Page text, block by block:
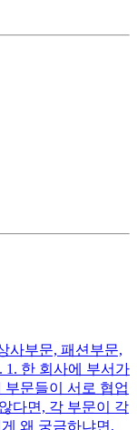
사부문, 패션부문,
1. 한 회사에 부서가
부문들이 서로 협업
다면, 각 부문이 각
왜 궁금하냐면,